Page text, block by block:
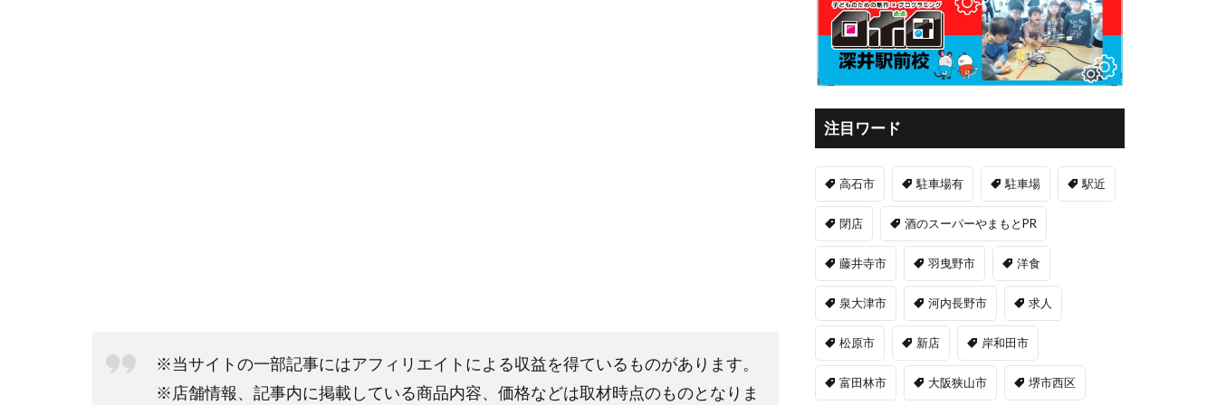
※当サイトの一部記事にはアフィリエイトによる収益を得ているものがあります。
※店舗情報、記事内に掲載している商品内容、価格などは取材時点のものとなりま
注目ワード
高石市 駐車場有 駐車場 駅近
閉店 酒のスーパーやまもとPR
藤井寺市 羽曳野市 洋食
泉大津市 河内長野市 求人
松原市 新店 岸和田市
富田林市 大阪狭山市 堺市西区